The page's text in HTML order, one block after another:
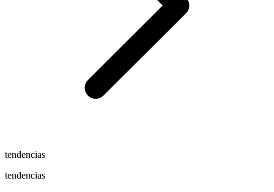
tendencias
tendencias